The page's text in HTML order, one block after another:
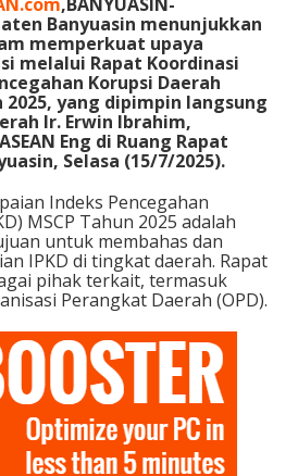
Banyuasin menunjukkan
memperkuat upaya
melalui Rapat Koordinasi
Korupsi Daerah
2025, yang dipimpin langsung
Ir. Erwin Ibrahim,
Eng di Ruang Rapat
Selasa (15/7/2025).
Indeks Pencegahan
MSCP Tahun 2025 adalah
untuk membahas dan
IPKD di tingkat daerah. Rapat
pihak terkait, termasuk
Perangkat Daerah (OPD).